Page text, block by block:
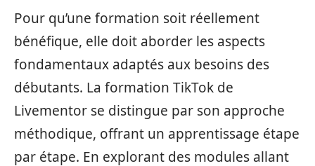
Pour qu’une formation soit réellement
bénéfique, elle doit aborder les aspects
fondamentaux adaptés aux besoins des
débutants. La formation TikTok de
Livementor se distingue par son approche
méthodique, offrant un apprentissage étape
par étape. En explorant des modules allant